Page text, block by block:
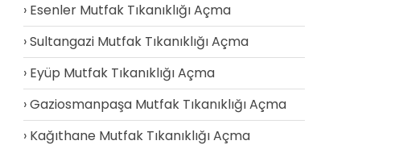
Esenler Mutfak Tıkanıklığı Açma
Sultangazi Mutfak Tıkanıklığı Açma
Eyüp Mutfak Tıkanıklığı Açma
Gaziosmanpaşa Mutfak Tıkanıklığı Açma
Kağıthane Mutfak Tıkanıklığı Açma